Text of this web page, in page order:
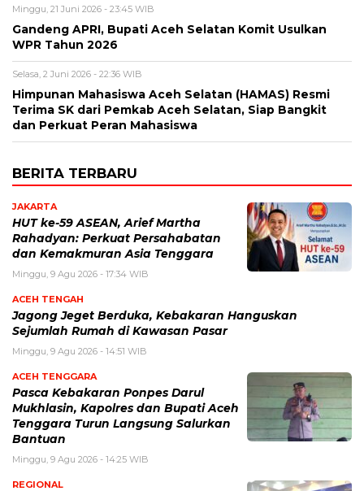
Minggu, 21 Juni 2026 - 23:45 WIB
Gandeng APRI, Bupati Aceh Selatan Komit Usulkan
WPR Tahun 2026
Selasa, 2 Juni 2026 - 22:36 WIB
Himpunan Mahasiswa Aceh Selatan (HAMAS) Resmi
Terima SK dari Pemkab Aceh Selatan, Siap Bangkit
dan Perkuat Peran Mahasiswa
BERITA TERBARU
JAKARTA
HUT ke-59 ASEAN, Arief Martha
Rahadyan: Perkuat Persahabatan
dan Kemakmuran Asia Tenggara
Minggu, 9 Agu 2026 - 17:34 WIB
ACEH TENGAH
Jagong Jeget Berduka, Kebakaran Hanguskan
Sejumlah Rumah di Kawasan Pasar
Minggu, 9 Agu 2026 - 14:51 WIB
ACEH TENGGARA
Pasca Kebakaran Ponpes Darul
Mukhlasin, Kapolres dan Bupati Aceh
Tenggara Turun Langsung Salurkan
Bantuan
Minggu, 9 Agu 2026 - 14:25 WIB
REGIONAL